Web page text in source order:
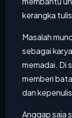
kerangka
Masalah
sebagai
memadai. Di
memberi
dan
Anggap saja